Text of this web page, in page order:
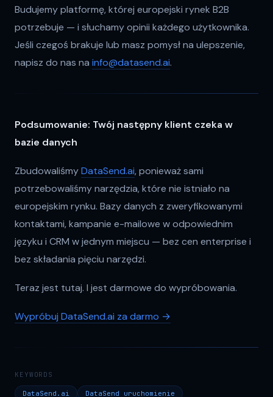
Budujemy platformę, której europejski rynek B2B
potrzebuje — i słuchamy opinii każdego użytkownika.
Jeśli czegoś brakuje lub masz pomysł na ulepszenie,
napisz do nas na info@datasend.ai.
Podsumowanie: Twój następny klient czeka w
bazie danych
ZbudowaliśmyDataSend.ai, ponieważ sami
potrzebowaliśmy narzędzia, które nie istniało na
europejskim rynku. Bazy danych z zweryfikowanymi
kontaktami, kampanie e-mailowe w odpowiednim
języku i CRM w jednym miejscu — bez cen enterprise i
bez składania pięciu narzędzi.
Teraz jest tutaj. I jest darmowe do wypróbowania.
Wypróbuj DataSend.ai za darmo →
KEYWORDS
DataSend.ai
DataSend uruchomienie